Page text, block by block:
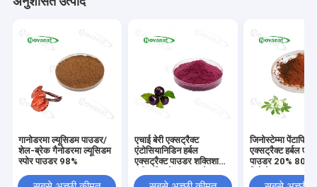
गानोडरमा ल्यूसिडम पाउडर/
शेल-ब्रेक गैनोडरमा ल्यूसिडम
स्पोर पाउडर 98%
एचाई बेरी एक्सट्रैक्ट
एंटोसियानिडिन हर्बल
एक्सट्रैक्ट पाउडर शक्तिशाली
जिनोस्टेम्मा
एक्सट्रैक्ट हर्बल
पाउडर 20% 80%